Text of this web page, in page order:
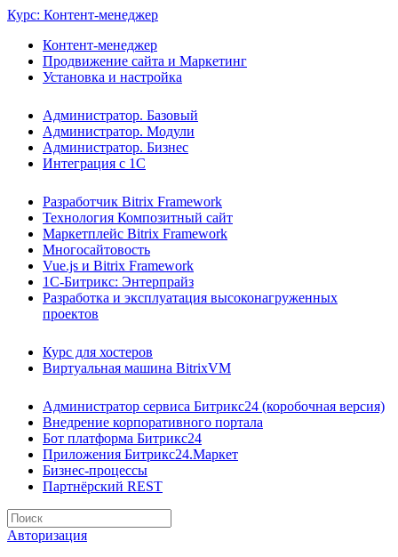
Курс: Контент-менеджер
Контент-менеджер
Продвижение сайта и Маркетинг
Установка и настройка
Администратор. Базовый
Администратор. Модули
Администратор. Бизнес
Интеграция с 1С
Разработчик Bitrix Framework
Технология Композитный сайт
Маркетплейс Bitrix Framework
Многосайтовость
Vue.js и Bitrix Framework
1С-Битрикс: Энтерпрайз
Разработка и эксплуатация высоконагруженных
проектов
Курс для хостеров
Виртуальная машина BitrixVM
Администратор сервиса Битрикс24 (коробочная версия)
Внедрение корпоративного портала
Бот платформа Битрикс24
Приложения Битрикс24.Маркет
Бизнес-процессы
Партнёрский REST
Авторизация